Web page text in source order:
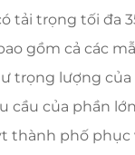
tải trọng tối đa
gồm cả các
trọng lượng của
cầu của phần
thành phố phục